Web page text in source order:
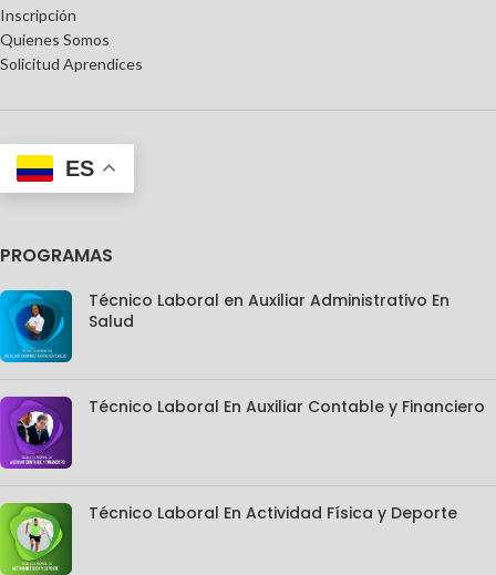
Inscripción
Quienes Somos
Solicitud Aprendices
ES
PROGRAMAS
Técnico Laboral en Auxiliar Administrativo En
Salud
Técnico Laboral En Auxiliar Contable y Financiero
Técnico Laboral En Actividad Física y Deporte